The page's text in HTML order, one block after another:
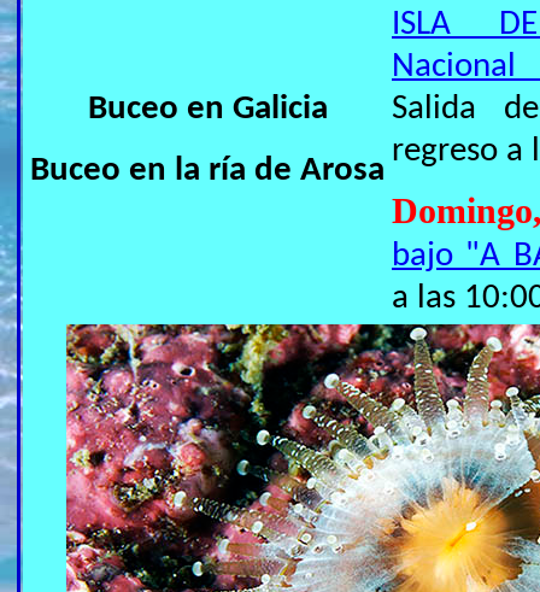
Buceo en Galicia
Buceo en la ría de Arosa
ISLA
Salida
regreso a
bajo "A
a las